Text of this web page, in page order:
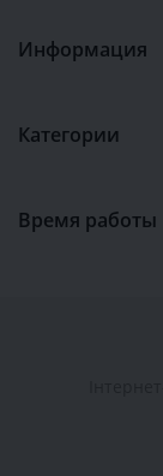
Информация
Категории
Время работы